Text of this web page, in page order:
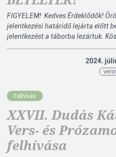
FIGYELEM! Kedves Érdeklődők!
jelentkezési határidő lejárta előtt
jelentkezést a táborba lezártuk.
2024.
Felhívás
XXVII. Dudás
Vers- és
felhívása